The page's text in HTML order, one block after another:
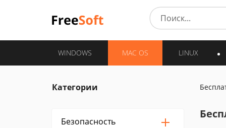
WINDOWS MAC OS LINUX
Категории
Безопасность